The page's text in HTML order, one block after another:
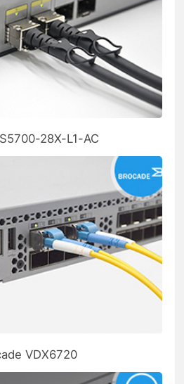
28X-L1-AC
VDX6720